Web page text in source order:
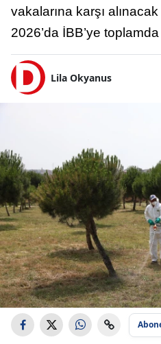
vakalarına karşı
2026’da İBB’ye
Lila Okyanus